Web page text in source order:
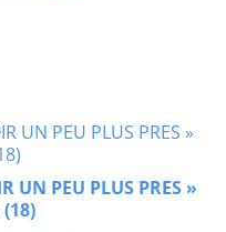
UN PEU PLUS PRES »
(18)